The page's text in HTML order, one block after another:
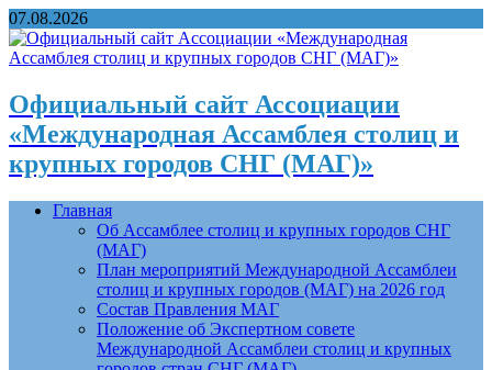
07.08.2026
Официальный сайт Ассоциации
«Международная Ассамблея столиц и
крупных городов СНГ (МАГ)»
Главная
Об Ассамблее столиц и крупных городов СНГ
(МАГ)
План мероприятий Международной Ассамблеи
столиц и крупных городов (МАГ) на 2026 год
Состав Правления МАГ
Положение об Экспертном совете
Международной Ассамблеи столиц и крупных